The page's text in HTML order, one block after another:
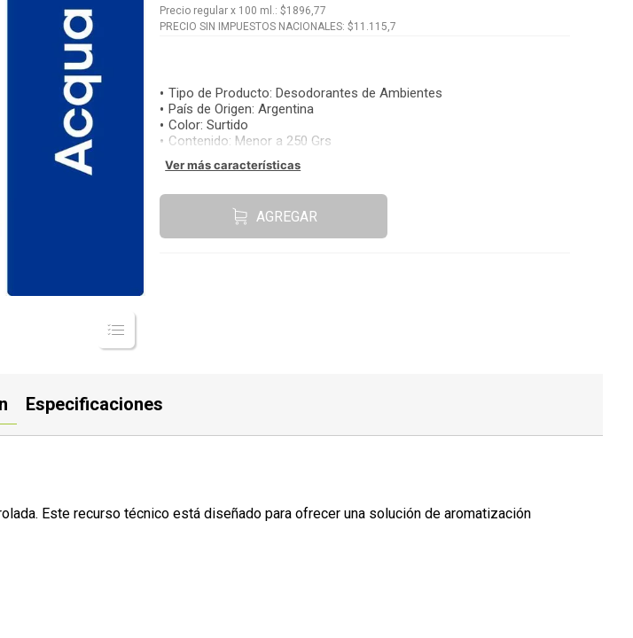
Precio regular x 100 ml.: $1896,77
PRECIO SIN IMPUESTOS NACIONALES: $11.115,7
Tipo de Producto: Desodorantes de Ambientes
País de Origen:Argentina
Color:Surtido
Contenido: Menor a 250 Grs
Ver más características
AGREGAR
Especificaciones
Este recurso técnico está diseñado para ofrecer una solución de aromatización